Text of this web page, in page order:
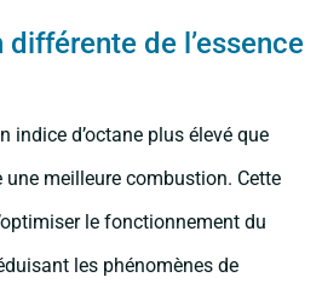
de l’essence
indice d’octane plus élevé que
une meilleure combustion. Cette
le fonctionnement du
les phénomènes de